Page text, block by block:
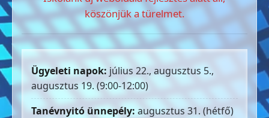
köszönjük a türelmet.
Ügyeleti napok: július 22., augusztus 5.,
augusztus 19. (9:00-12:00)
Tanévnyitó ünnepély: augusztus 31. (hétfő)